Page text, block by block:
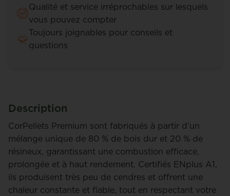
Qualité et service irréprochables sur lesquels
vous pouvez compter
Toujours joignables pour conseils et
questions
Description
CorPellets Premium sont fabriqués à partir d’un
mélange unique de 80 % de bois dur et 20 % de
résineux, garantissant une combustion efficace,
prolongée et à haut rendement. Certifiés ENplus A1,
ils produisent très peu de cendres et offrent une
chaleur constante et fiable, tout en respectant votre